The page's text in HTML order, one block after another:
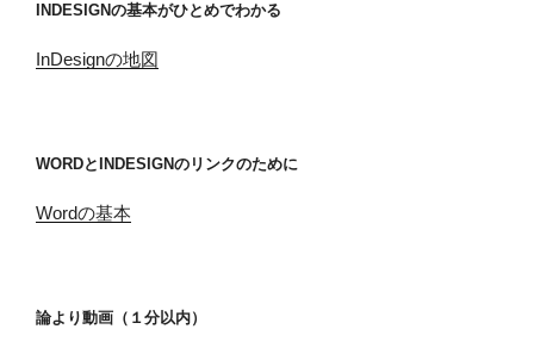
INDESIGNの基本がひとめでわかる
InDesignの地図
WORDとINDESIGNのリンクのために
Wordの基本
論より動画（１分以内）